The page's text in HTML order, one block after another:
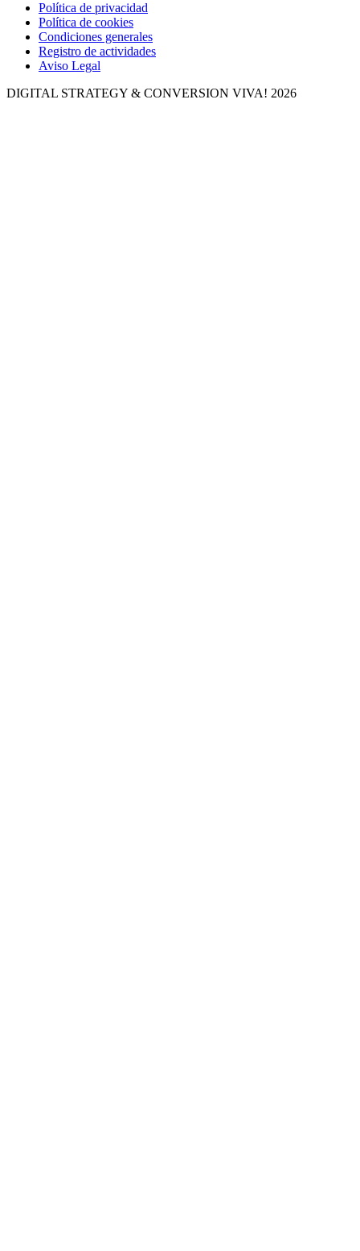
Política de privacidad
Política de cookies
Condiciones generales
Registro de actividades
Aviso Legal
DIGITAL STRATEGY & CONVERSION VIVA! 2026